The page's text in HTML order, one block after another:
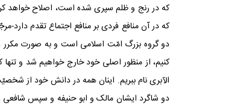
که در رنج و ظلم سپری شده است، اصلاح خواهد
که در آن منافع فردی بر منافع اجتماع تقدم
کنیم، از منظور اصلی خود خارج خواهیم شد و
الآبری نام ببریم. اینان همه در دانش خود از